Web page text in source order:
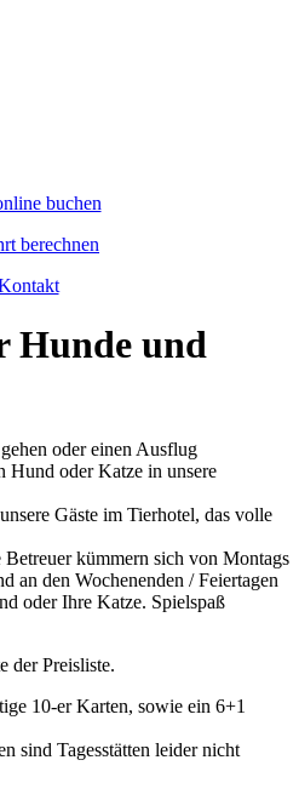
buchen
berechnen
Hunde und
oder einen Ausflug
Hund oder Katze in unsere
Gäste im Tierhotel, das volle
kümmern sich von Montags
an den Wochenenden / Feiertagen
oder Ihre Katze. Spielspaß
der Preisliste.
10-er Karten, sowie ein 6+1
sind Tagesstätten leider nicht